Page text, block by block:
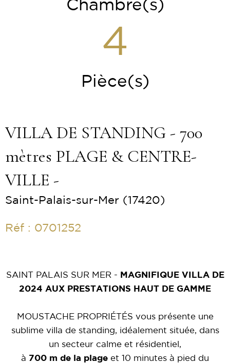
Chambre(s)
4
Pièce(s)
VILLA DE STANDING - 700
mètres PLAGE & CENTRE-
VILLE -
Saint-Palais-sur-Mer (17420)
Réf : 0701252
SAINT PALAIS SUR MER -
MAGNIFIQUE VILLA DE
2024 AUX PRESTATIONS HAUT DE GAMME
MOUSTACHE PROPRIÉTÉS vous présente une
sublime villa de standing, idéalement située, dans
un secteur calme et résidentiel,
à 700 m de la plage et 10 minutes à pied du